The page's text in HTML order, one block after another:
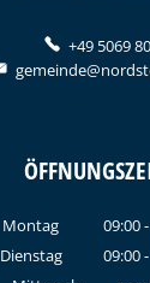
+49 5069
Montag 09:00-
Dienstag 09:00-